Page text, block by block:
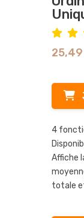
4
Affiche
totale